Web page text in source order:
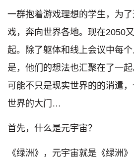
⼀群抱着游戏理想的学⽣，为
戏，奔向世界各地。现在2050
起。除了躯体和线上会议中每
是，他们的想法也汇聚在了⼀
可能不只是现实世界的的消遣
世界的⼤⻔…
首先，什么是元宇宙？
《绿洲》，元宇宙就是《绿洲》